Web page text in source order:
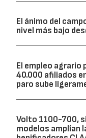
El ánimo del
nivel más bajo
El empleo agrario
40.000 afiliados
paro sube
Volto 1100-700,
modelos amplían